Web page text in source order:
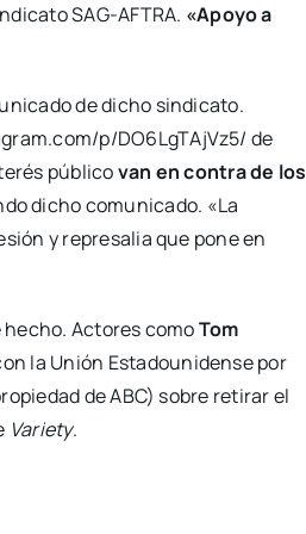
SAG-AFTRA. «Apoyo a
de dicho sindicato.
p/DO6LgTAjVz5/ de
públicovan en contra de los
dicho comunicado. «La
y represalia que pone en
Actores comoTom
la Unión Estadounidense por
de ABC) sobre retirar el
Variety.